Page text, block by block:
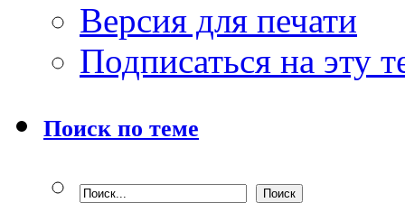
Версия для печати
Подписаться на эту
Поиск по теме